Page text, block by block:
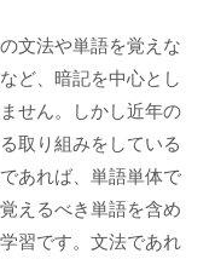
文法や単語を覚えな
ど、暗記を中心とし
せん。しかし近年の
取り組みをしている
あれば、単語単体で
えるべき単語を含め
習です。文法であれ